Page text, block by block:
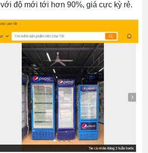
với độ mới tới hơn 90%, giá cực kỳ rẻ.